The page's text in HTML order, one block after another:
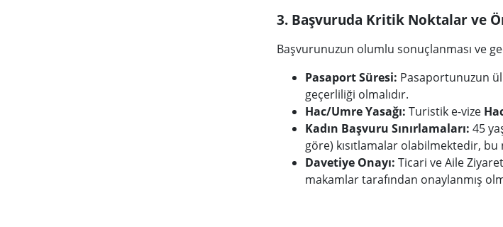
3. Başvuruda Kritik Noktalar ve
Başvurunuzun olumlu sonuçlanması ve
Pasaport Süresi: Pasaportunuzun
geçerliliği olmalıdır.
Hac/Umre Yasağı: Turistik e-vize
Kadın Başvuru Sınırlamaları: 45
göre) kısıtlamalar olabilmektedir, bu
Davetiye Onayı: Ticari ve Aile
makamlar tarafından onaylanmış